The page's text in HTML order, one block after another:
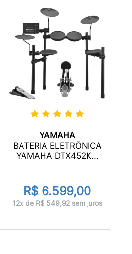
YAMAHA
BATERIA ELETRÔNICA
YAMAHA DTX452K...
R$ 6.599,00
12x de R$ 549,92 sem juros